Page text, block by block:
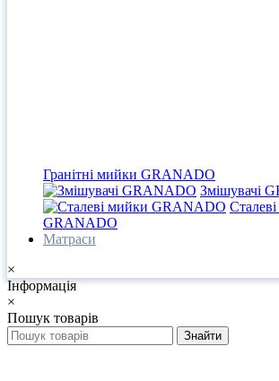
Гранітні мийки GRANADO
Змішувачі
GRANADO
Матраси
×
Інформація
×
Пошук товарів